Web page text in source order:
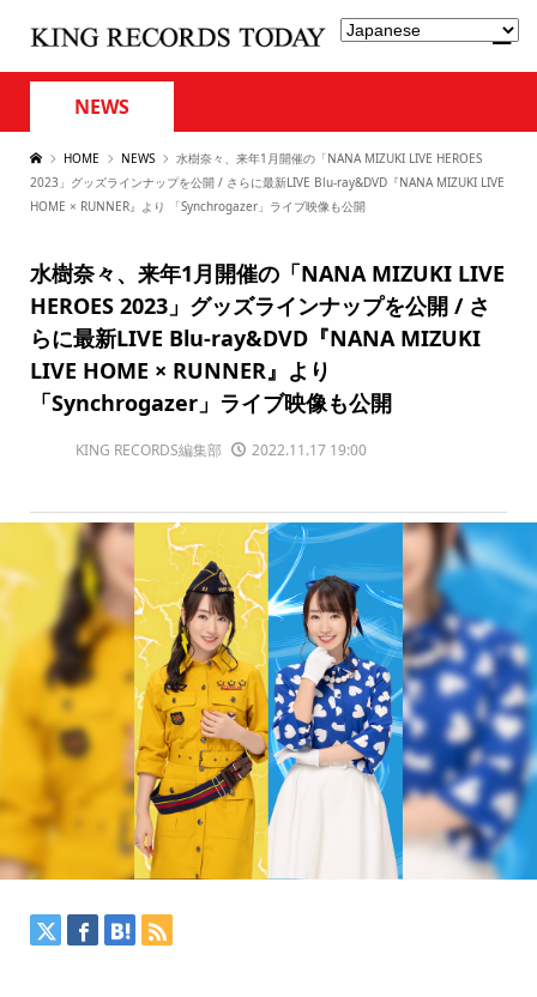
NEWS
HOME NEWS
水樹奈々、来年1月開催の「NANA MIZUKI LIVE HEROES
2023」グッズラインナップを公開 / さらに最新LIVE Blu-ray&DVD『NANA MIZUKI LIVE
HOME × RUNNER』より 「Synchrogazer」ライブ映像も公開
水樹奈々、来年1月開催の「NANA MIZUKI LIVE
HEROES 2023」グッズラインナップを公開 / さ
らに最新LIVE Blu-ray&DVD『NANA MIZUKI
LIVE HOME × RUNNER』より
「Synchrogazer」ライブ映像も公開
KING RECORDS編集部 2022.11.17 19:00